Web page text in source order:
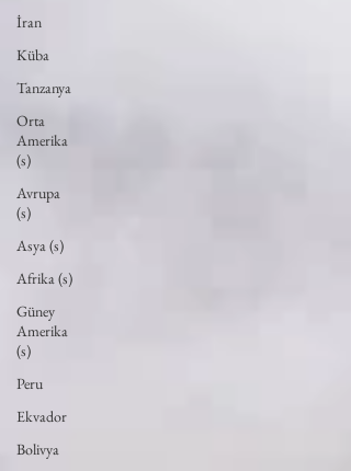
İran
Küba
Tanzanya
Orta
Amerika
(s)
Avrupa
(s)
Asya (s)
Afrika (s)
Güney
Amerika
(s)
Peru
Ekvador
Bolivya